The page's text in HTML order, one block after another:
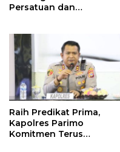
Persatuan dan
Raih Predikat Prima,
Kapolres Parimo
Komitmen Terus